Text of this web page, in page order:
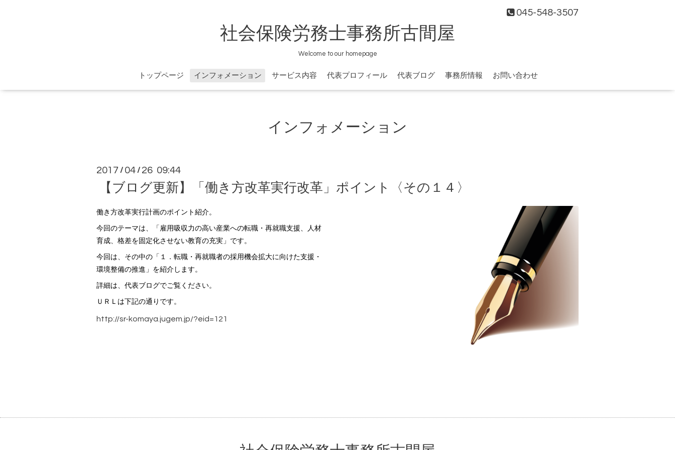
045-548-3507
社会保険労務士事務所古間屋
Welcome to our homepage
トップページ インフォメーション サービス内容 代表プロフィール 代表ブログ 事務所情報 お問い合わせ
インフォメーション
2017 / 04 / 26 09:44
【ブログ更新】「働き方改革実行改革」ポイント〈その１４〉
働き方改革実行計画のポイント紹介。
今回のテーマは、
「雇用吸収力の高い産業への転職・再就職支援、人材
育成、格差を固定化させない教育の充実」 です。
今回は、その中の 「１．転職・再就職者の採用機会拡大に向けた支援・
環境整備の推進」 を紹介します。
詳細は、代表ブログでご覧ください。
ＵＲＬは下記の通りです。
http://sr-komaya.jugem.jp/?eid=121